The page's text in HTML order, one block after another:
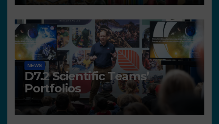
NEWS
D7.2 Scientific Teams’
Portfolios